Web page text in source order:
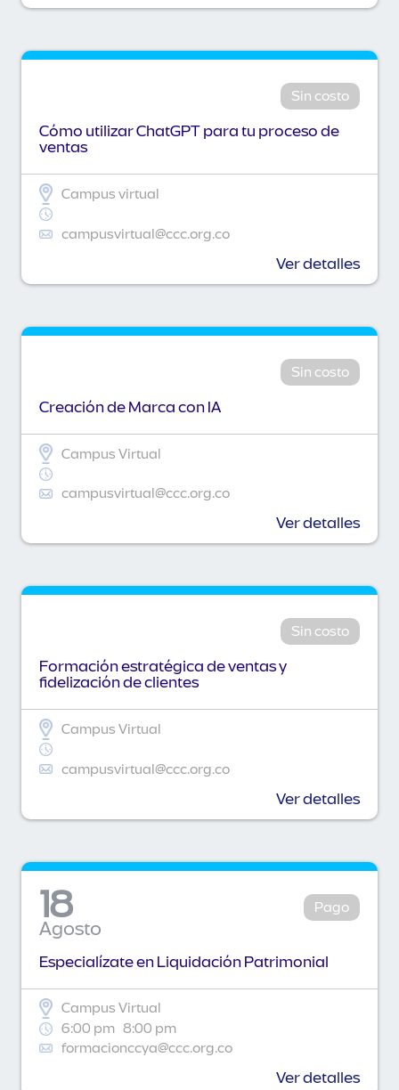
Sin costo
Cómo utilizar ChatGPT para tu proceso de
ventas
Campus virtual
campusvirtual@ccc.org.co
Ver detalles
Sin costo
Creación de Marca con IA
Campus Virtual
campusvirtual@ccc.org.co
Ver detalles
Sin costo
Formación estratégica de ventas y
fidelización de clientes
Campus Virtual
campusvirtual@ccc.org.co
Ver detalles
18
Agosto
Pago
Especialízate en Liquidación Patrimonial
Campus Virtual
6:00 pm 8:00 pm
formacionccya@ccc.org.co
Ver detalles